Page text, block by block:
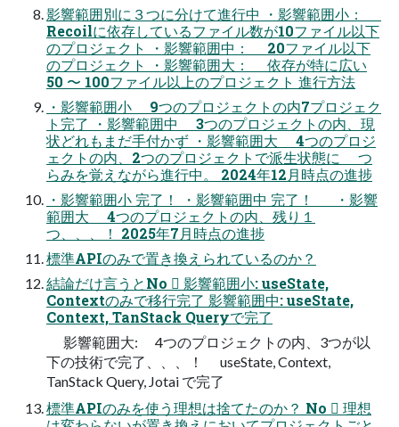
影響範囲別に３つに分けて進行中 ・影響範囲小：
Recoilに依存しているファイル数が10ファイル以下
のプロジェクト ・影響範囲中： 20ファイル以下
のプロジェクト ・影響範囲大： 依存が特に広い
50 〜 100ファイル以上のプロジェクト 進行方法
・影響範囲小 9つのプロジェクトの内7プロジェク
ト完了 ・影響範囲中 3つのプロジェクトの内、現
状どれもまだ手付かず ・影響範囲大 4つのプロジ
ェクトの内、2つのプロジェクトで派生状態に つ
らみを覚えながら進行中。 2024年12月時点の進捗
・影響範囲小 完了！ ・影響範囲中 完了！ ・影響
範囲大 4つのプロジェクトの内、残り１
つ、、、！ 2025年7月時点の進捗
標準APIのみで置き換えられているのか？
結論だけ言うとNo 󰢁 影響範囲小: useState,
Contextのみで移行完了 影響範囲中: useState,
Context, TanStack Queryで完了
影響範囲大: 4つのプロジェクトの内、3つが以
下の技術で完了、、、！ useState, Context,
TanStack Query, Jotai で完了
標準APIのみを使う理想は捨てたのか？ No 󰢁 理想